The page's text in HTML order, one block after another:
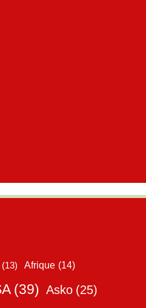
(13) Afrique (14)
(39) Asko (25)